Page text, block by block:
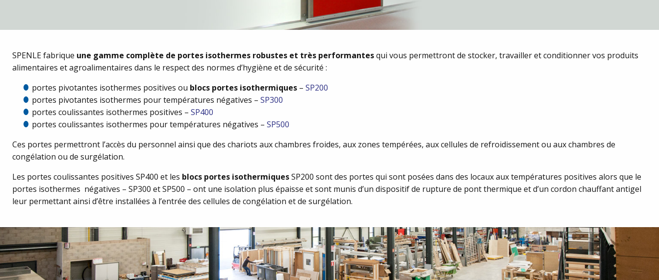
SPENLE fabrique une gamme complète de portes isothermes robustes et très performantesqui vous permettront de stocker, travailler et conditionner vos produits
alimentaires et agroalimentaires dans le respect des normes d’hygiène et de sécurité :
portes pivotantes isothermes positives ou blocs portes isothermiques – SP200
portes pivotantes isothermes pour températures négatives – SP300
portes coulissantes isothermes positives – SP400
portes coulissantes isothermes pour températures négatives – SP500
Ces portes permettront l’accès du personnel ainsi que des chariots aux chambres froides, aux zones tempérées, aux cellules de refroidissement ou aux chambres de
congélation ou de surgélation.
Les portes coulissantes positives SP400 et les blocs portes isothermiquesSP200 sont des portes qui sont posées dans des locaux aux températures positives alors que le
portes isothermes négatives – SP300 et SP500 – ont une isolation plus épaisse et sont munis d’un dispositif de rupture de pont thermique et d’un cordon chauffant antigel
leur permettant ainsi d’être installées à l’entrée des cellules de congélation et de surgélation.